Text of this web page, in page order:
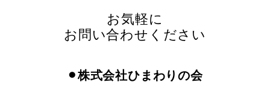
お気軽に
お問い合わせください
⚫︎株式会社ひまわりの会